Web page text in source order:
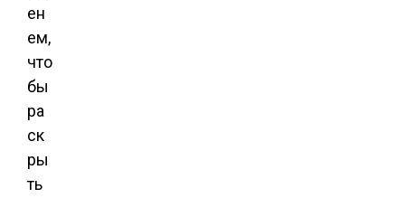
ен
ем,
что
бы
ра
ск
ры
ть